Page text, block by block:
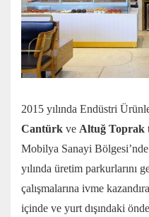
2015 yılında Endüstri
Cantürk ve Altuğ Toprak
Mobilya Sanayi
yılında üretim parkurlarını
çalışmalarına ivme
içinde ve yurt dışındaki